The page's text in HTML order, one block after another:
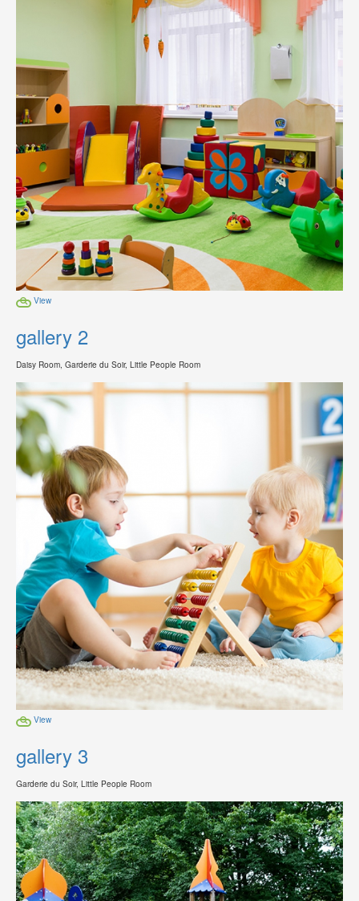
View
gallery 2
Daisy Room, Garderie du Soir, Little People Room
View
gallery 3
Garderie du Soir, Little People Room